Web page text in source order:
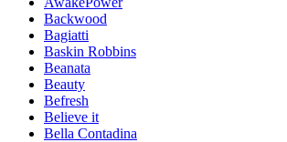
Backwood
Bagiatti
Baskin Robbins
Beanata
Beauty
Befresh
Believe it
Bella Contadina